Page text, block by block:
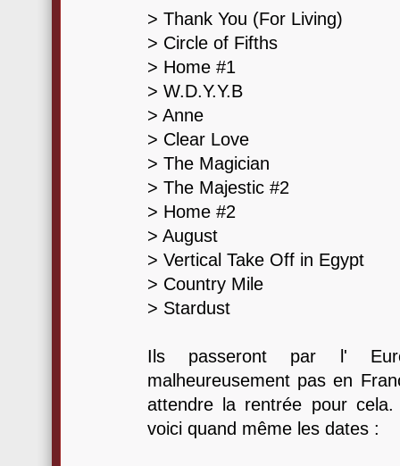
> Thank You (For Living)
> Circle of Fifths
> Home #1
> W.D.Y.Y.B
> Anne
> Clear Love
> The Magician
> The Majestic #2
> Home #2
> August
> Vertical Take Off in Egypt
> Country Mile
> Stardust
Ils passeront par l'
malheureusement pas en
attendre la rentrée pour
voici quand même les dates :